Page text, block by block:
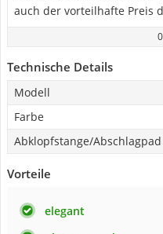
auch der vorteilhafte Preis
Technische Details
Modell
Farbe
Abklopfstange/Abschlagpad
Vorteile
elegant